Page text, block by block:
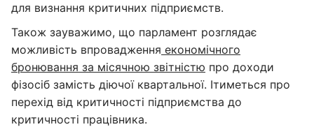
для визнання критичних підприємств.
Також зауважимо, що парламент розглядає
можливість впровадження економічного
бронювання за місячною звітністю про доходи
фізосіб замість діючої квартальної. Ітиметься про
перехід від критичності підприємства до
критичності працівника.